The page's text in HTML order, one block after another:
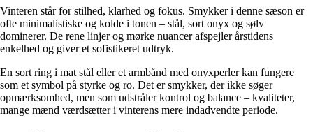
Vinteren står for stilhed, klarhed og fokus. Smykker i denne sæson er
ofte minimalistiske og kolde i tonen – stål, sort onyx og sølv
dominerer. De rene linjer og mørke nuancer afspejler årstidens
enkelhed og giver et sofistikeret udtryk.
En sort ring i mat stål eller et armbånd med onyxperler kan fungere
som et symbol på styrke og ro. Det er smykker, der ikke søger
opmærksomhed, men som udstråler kontrol og balance – kvaliteter,
mange mænd værdsætter i vinterens mere indadvendte periode.